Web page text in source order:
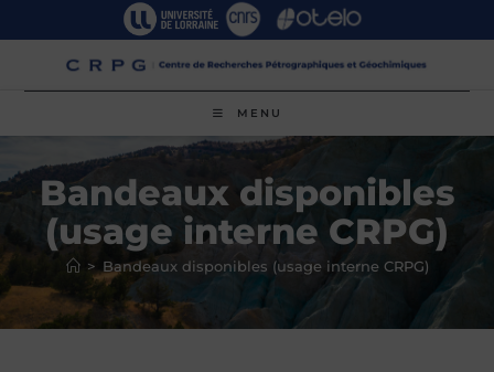
MENU
Bandeaux disponibles
(usage interne CRPG)
> Bandeaux disponibles (usage interne CRPG)